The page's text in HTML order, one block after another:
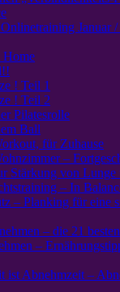
Januar
Home
! Teil 1
! Teil 2
Pilatesrolle
Ball
für Zuhause
–
Stärkung von
– In
– Planking für eine
– die 21
–
ist Abnehmzeit –